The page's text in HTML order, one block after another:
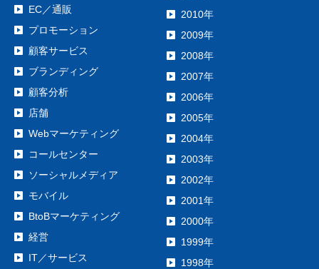
EC／通販
プロモーション
顧客サービス
ブランディング
顧客分析
店舗
Webマーケティング
コールセンター
ソーシャルメディア
モバイル
BtoBマーケティング
経営
IT／サービス
2010年
2009年
2008年
2007年
2006年
2005年
2004年
2003年
2002年
2001年
2000年
1999年
1998年